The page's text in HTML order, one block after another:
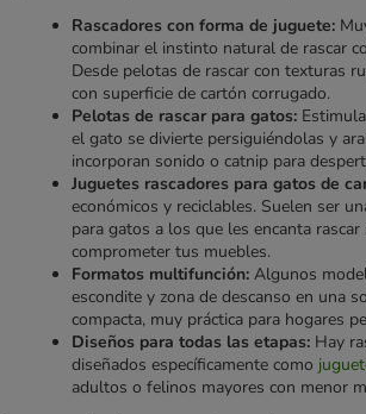
Rascadores con forma de juguete:
combinar el instinto natural de rascar
Desde pelotas de rascar con texturas
con superficie de cartón corrugado.
Pelotas de rascar para gatos:
el gato se divierte persiguiéndolas y
incorporan sonido o catnip para
Juguetes rascadores para gatos de
económicos y reciclables. Suelen ser
para gatos a los que les encanta
comprometer tus muebles.
Formatos multifunción: Algunos
escondite y zona de descanso en una
compacta, muy práctica para hogares
Diseños para todas las etapas: Hay
diseñados específicamente como
adultos o felinos mayores con menor